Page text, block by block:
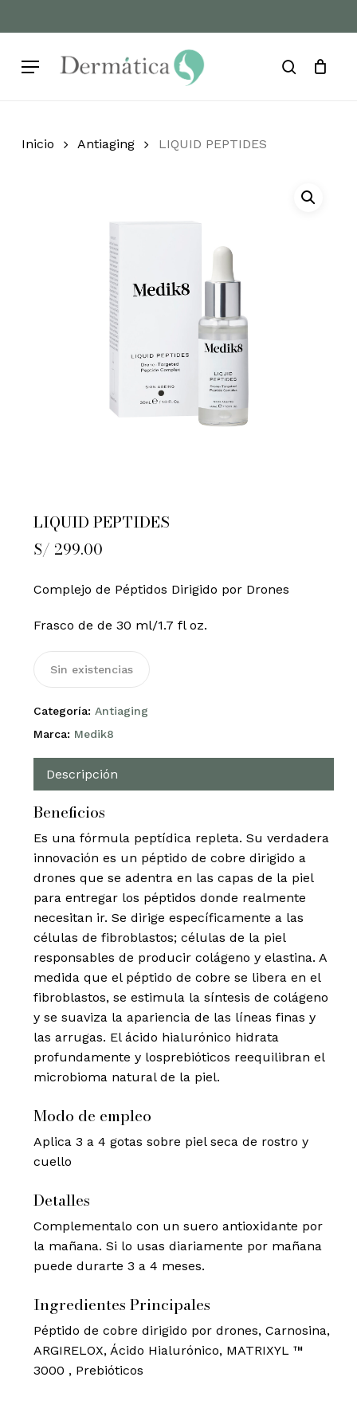
to
content
Menu search
Cart Close
Inicio Antiaging LIQUID PEPTIDES
LIQUID PEPTIDES
S/ 299.00
Complejo de Péptidos Dirigido por Drones
Frasco de de 30 ml/1.7 fl oz.
Sin existencias
Categoría: Antiaging
Marca: Medik8
Descripción
Beneficios
Es una fórmula peptídica repleta. Su verdadera
innovación es un péptido de cobre dirigido a
drones que se adentra en las capas de la piel
para entregar los péptidos donde realmente
necesitan ir. Se dirige específicamente a las
células de fibroblastos; células de la piel
responsables de producir colágeno y elastina. A
medida que el péptido de cobre se libera en el
fibroblastos, se estimula la síntesis de colágeno
y se suaviza la apariencia de las líneas finas y
las arrugas. El ácido hialurónico hidrata
profundamente y losprebióticos reequilibran el
microbioma natural de la piel.
Modo de empleo
Aplica 3 a 4 gotas sobre piel seca de rostro y
cuello
Detalles
Complementalo con un suero antioxidante por
la mañana. Si lo usas diariamente por mañana
puede durarte 3 a 4 meses.
Ingredientes Principales
Péptido de cobre dirigido por drones, Carnosina,
ARGIRELOX, Ácido Hialurónico, MATRIXYL ™
3000 , Prebióticos